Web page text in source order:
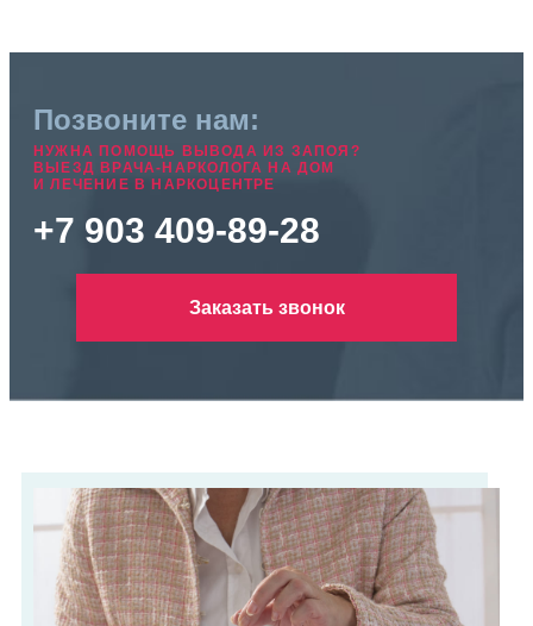
Позвоните нам:
НУЖНА ПОМОЩЬ ВЫВОДА ИЗ ЗАПОЯ?
ВЫЕЗД ВРАЧА-НАРКОЛОГА НА ДОМ
И ЛЕЧЕНИЕ В НАРКОЦЕНТРЕ
+7 903 409-89-28
Заказать звонок